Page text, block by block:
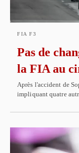
FIA F3
Pas de
la FIA au
Après l'accident de
impliquant quatre